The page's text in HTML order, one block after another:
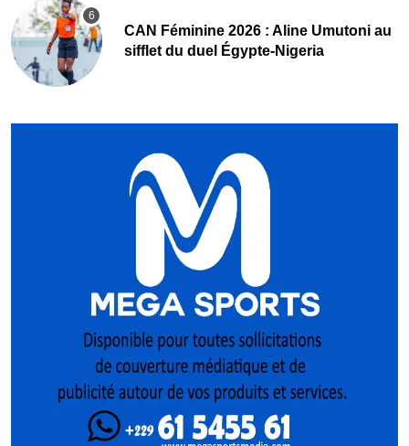
‎CAN Féminine 2026 : Aline Umutoni au
sifflet du duel Égypte-Nigeria